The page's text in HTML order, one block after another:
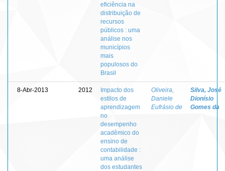
eficiência na
distribuição de
recursos
públicos : uma
análise nos
municípios
mais
populosos do
Brasil
8-Abr-2013 2012
Impacto dos
estilos de
aprendizagem
no
desempenho
acadêmico do
ensino de
contabilidade :
uma análise
dos estudantes
Oliveira,
Daniele
Eufrásio de
Silva, José
Dionísio
Gomes da